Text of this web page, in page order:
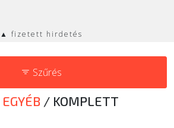
▲ fizetett hirdetés
EGYÉB / KOMPLETT
Szűrés